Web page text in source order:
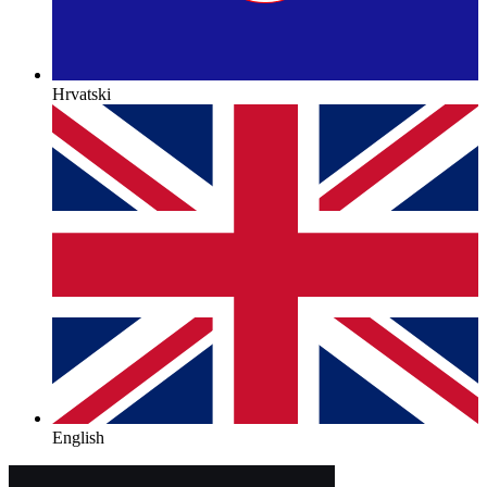
Hrvatski
English